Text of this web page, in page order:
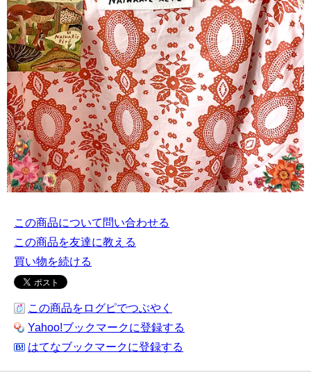
この商品について問い合わせる
この商品を友達に教える
買い物を続ける
この商品をログピでつぶやく
Yahoo!ブックマークに登録する
はてなブックマークに登録する